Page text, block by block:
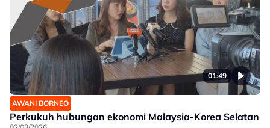
01:49
AWANI BORNEO
Perkukuh hubungan ekonomi Malaysia-Korea Selatan